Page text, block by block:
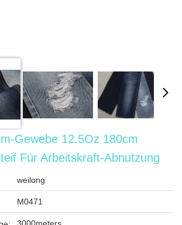
Gewebe 12.5Oz 180cm
Für Arbeitskraft-Abnutzung
weilong
M0471